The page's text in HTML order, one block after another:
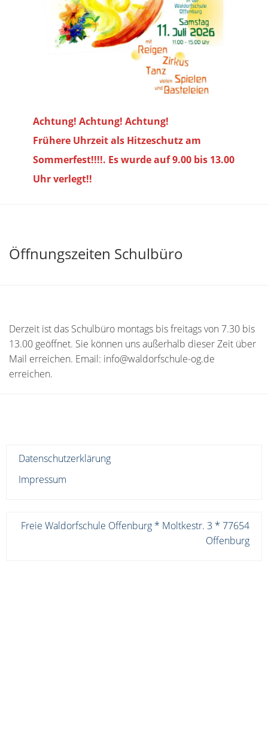
Achtung! Achtung! Achtung!
Frühere Uhrzeit als Hitzeschutz am
Sommerfest!!!!. Es wurde auf 9.00 bis 13.00
Uhr verlegt!!
Öffnungszeiten Schulbüro
Derzeit ist das Schulbüro montags bis freitags von 7.30 bis
13.00 geöffnet. Sie können uns außerhalb dieser Zeit über
Mail erreichen. Email: info@waldorfschule-og.de
erreichen.
Datenschutzerklärung
Impressum
Freie Waldorfschule Offenburg * Moltkestr. 3 * 77654
Offenburg